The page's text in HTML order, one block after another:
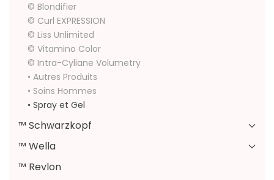
© Blondifier
© Curl EXPRESSION
© Liss Unlimited
© Vitamino Color
© Intra-Cyliane Volumetry
• Autres Produits
• Soins Hommes
• Spray et Gel
™ Schwarzkopf
™ Wella
™ Revlon